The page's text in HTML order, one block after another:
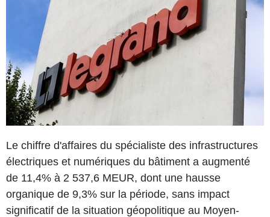
Le chiffre d'affaires du spécialiste des infrastructures
électriques et numériques du bâtiment a augmenté
de 11,4% à 2 537,6 MEUR, dont une hausse
organique de 9,3% sur la période, sans impact
significatif de la situation géopolitique au Moyen-